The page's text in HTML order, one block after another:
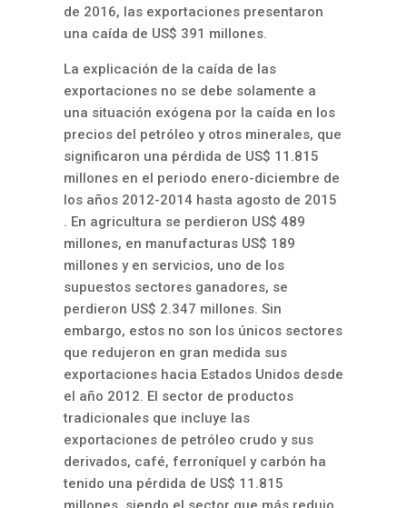
de 2016, las exportaciones presentaron
una caída de US$ 391 millones.
La explicación de la caída de las
exportaciones no se debe solamente a
una situación exógena por la caída en los
precios del petróleo y otros minerales, que
significaron una pérdida de US$ 11.815
millones en el periodo enero-diciembre de
los años 2012-2014 hasta agosto de 2015
. En agricultura se perdieron US$ 489
millones, en manufacturas US$ 189
millones y en servicios, uno de los
supuestos sectores ganadores, se
perdieron US$ 2.347 millones. Sin
embargo, estos no son los únicos sectores
que redujeron en gran medida sus
exportaciones hacia Estados Unidos desde
el año 2012. El sector de productos
tradicionales que incluye las
exportaciones de petróleo crudo y sus
derivados, café, ferroníquel y carbón ha
tenido una pérdida de US$ 11.815